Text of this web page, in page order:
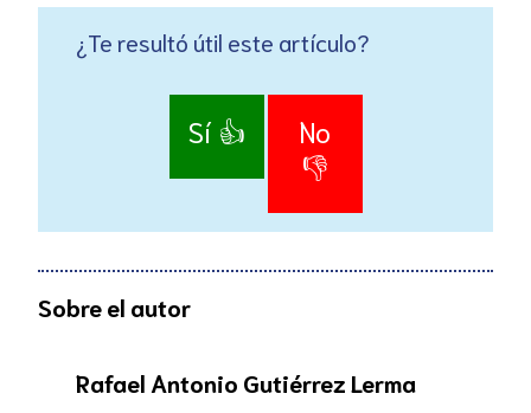
¿Te resultó útil este artículo?
Sí 👍
No
👎
Sobre el autor
Rafael Antonio Gutiérrez Lerma